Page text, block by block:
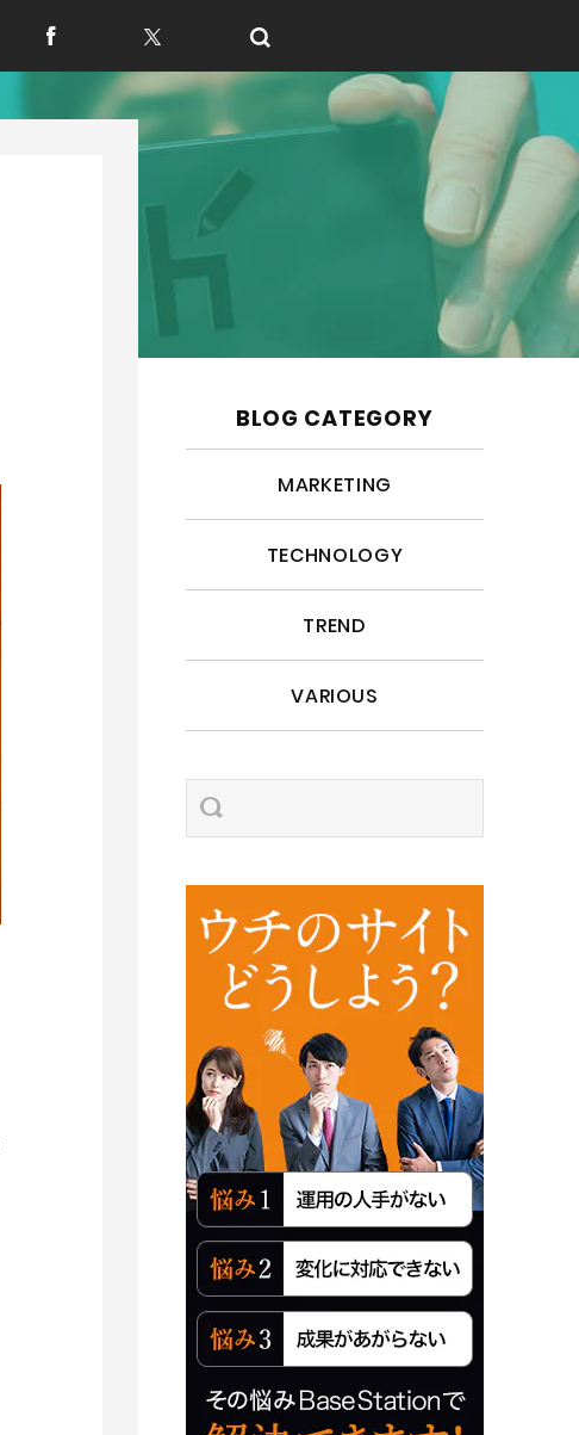
f t
BLOG CATEGORY
MARKETING
TECHNOLOGY
TREND
VARIOUS